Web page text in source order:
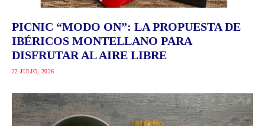
PICNIC “MODO ON”: LA PROPUESTA DE
IBÉRICOS MONTELLANO PARA
DISFRUTAR AL AIRE LIBRE
22 JULIO, 2026